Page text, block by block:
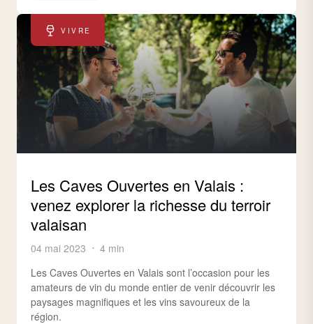
VIVRE
Les Caves Ouvertes en Valais :
venez explorer la richesse du terroir
valaisan
04 mai 2023
4 min
Les Caves Ouvertes en Valais sont l’occasion pour les
amateurs de vin du monde entier de venir découvrir les
paysages magnifiques et les vins savoureux de la
région.